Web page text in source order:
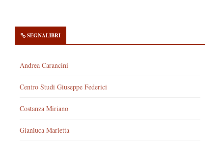
SEGNALIBRI
Andrea Carancini
Centro Studi Giuseppe Federici
Costanza Miriano
Gianluca Marletta